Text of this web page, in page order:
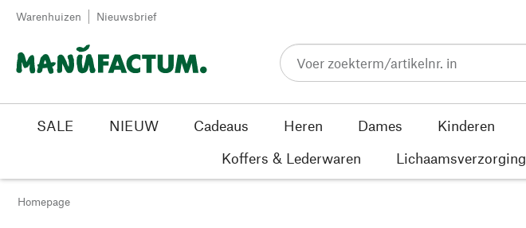
Passer au contenu
Warenhuizen Nieuwsbrief
SALE NIEUW Cadeaus Heren Dames Kinderen
Koffers & Lederwaren
Lichaamsverzorging
Homepage